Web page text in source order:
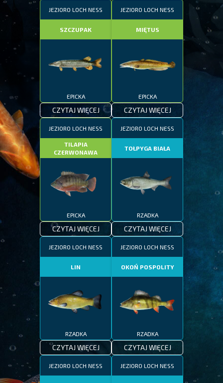
JEZIORO LOCH NESS
SZCZUPAK
EPICKA
CZYTAJ WIĘCEJ
JEZIORO LOCH NESS
MIĘTUS
EPICKA
CZYTAJ WIĘCEJ
JEZIORO LOCH NESS
TILAPIA
CZERWONAWA
EPICKA
CZYTAJ WIĘCEJ
JEZIORO LOCH NESS
TOŁPYGA BIAŁA
RZADKA
CZYTAJ WIĘCEJ
JEZIORO LOCH NESS
LIN
RZADKA
CZYTAJ WIĘCEJ
JEZIORO LOCH NESS
OKOŃ POSPOLITY
RZADKA
CZYTAJ WIĘCEJ
JEZIORO LOCH NESS JEZIORO LOCH NESS